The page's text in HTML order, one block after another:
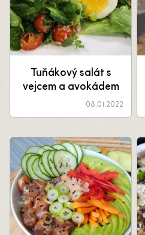
Tuňákový salát s
vejcem a avokádem
08.01.2022